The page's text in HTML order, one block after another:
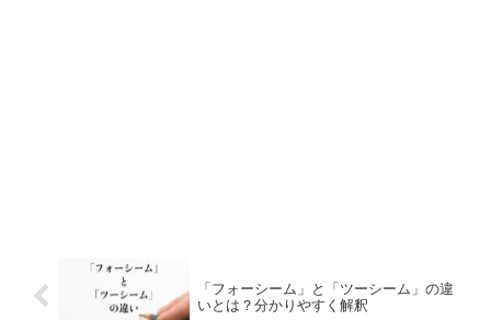
「フォーシーム」と「ツーシーム」の違
いとは？分かりやすく解釈